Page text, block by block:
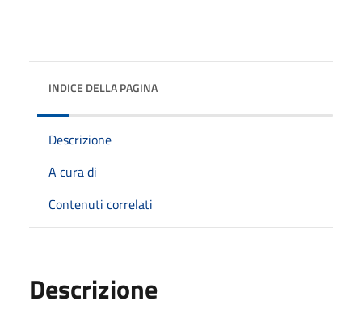
INDICE DELLA PAGINA
Descrizione
A cura di
Contenuti correlati
Descrizione